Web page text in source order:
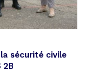
sécurité civile
2B